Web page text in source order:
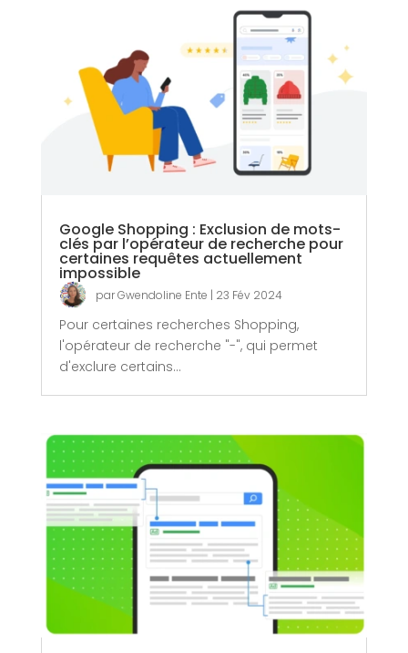
Google Shopping : Exclusion de mots-
clés par l’opérateur de recherche pour
certaines requêtes actuellement
impossible
parGwendoline Ente | 23 Fév 2024
Pour certaines recherches Shopping,
l'opérateur de recherche "-", qui permet
d'exclure certains...